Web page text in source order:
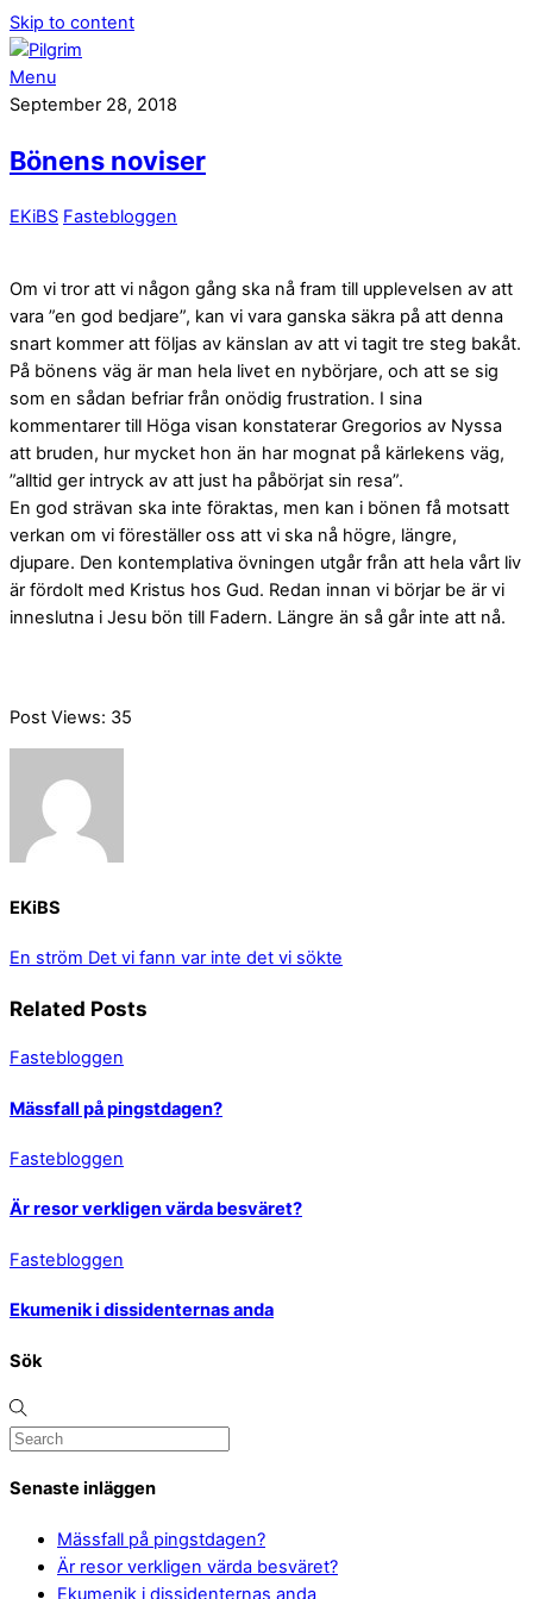
Skip to content
Menu
September 28, 2018
Bönens noviser
EKiBS Fastebloggen
Om vi tror att vi någon gång ska nå fram till upplevelsen av att
vara ”en god bedjare”, kan vi vara ganska säkra på att denna
snart kommer att följas av känslan av att vi tagit tre steg bakåt.
På bönens väg är man hela livet en nybörjare, och att se sig
som en sådan befriar från onödig frustration. I sina
kommentarer till Höga visan konstaterar Gregorios av Nyssa
att bruden, hur mycket hon än har mognat på kärlekens väg,
”alltid ger intryck av att just ha påbörjat sin resa”.
En god strävan ska inte föraktas, men kan i bönen få motsatt
verkan om vi föreställer oss att vi ska nå högre, längre,
djupare. Den kontemplativa övningen utgår från att hela vårt liv
är fördolt med Kristus hos Gud. Redan innan vi börjar be är vi
inneslutna i Jesu bön till Fadern. Längre än så går inte att nå.
Post Views: 35
EKiBS
En ström Det vi fann var inte det vi sökte
Related Posts
Fastebloggen
Mässfall på pingstdagen?
Fastebloggen
Är resor verkligen värda besväret?
Fastebloggen
Ekumenik i dissidenternas anda
Sök
Senaste inläggen
Mässfall på pingstdagen?
Är resor verkligen värda besväret?
Ekumenik i dissidenternas anda